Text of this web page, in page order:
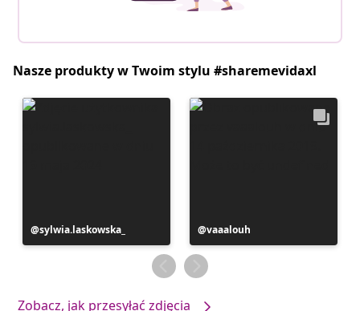
Nasze produkty w Twoim stylu #sharemevidaxl
Post
opublikowany
sylwia.laskowska_
Post
opublikowany
przez
vaaalouh
Zobacz, jak przesyłać zdjęcia